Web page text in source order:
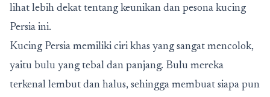
lihat lebih dekat tentang keunikan dan pesona kucing
Persia ini.
Kucing Persia memiliki ciri khas yang sangat mencolok,
yaitu bulu yang tebal dan panjang. Bulu mereka
terkenal lembut dan halus, sehingga membuat siapa pun